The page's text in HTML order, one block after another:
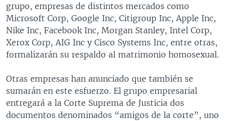
grupo, empresas de distintos mercados como
Microsoft Corp, Google Inc, Citigroup Inc, Apple Inc,
Nike Inc, Facebook Inc, Morgan Stanley, Intel Corp,
Xerox Corp, AIG Inc y Cisco Systems Inc, entre otras,
formalizarán su respaldo al matrimonio homosexual.
Otras empresas han anunciado que también se
sumarán en este esfuerzo. El grupo empresarial
entregará a la Corte Suprema de Justicia dos
documentos denominados “amigos de la corte”, uno